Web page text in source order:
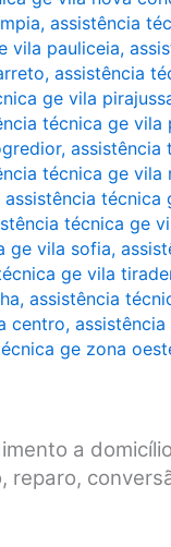
, assistência
vila pauliceia,
, assistência
ge vila
técnica ge vila
, assistência
técnica ge vila
assistência técnica
técnica ge
ge vila sofia,
ge vila
, assistência
centro,
ge zona
a